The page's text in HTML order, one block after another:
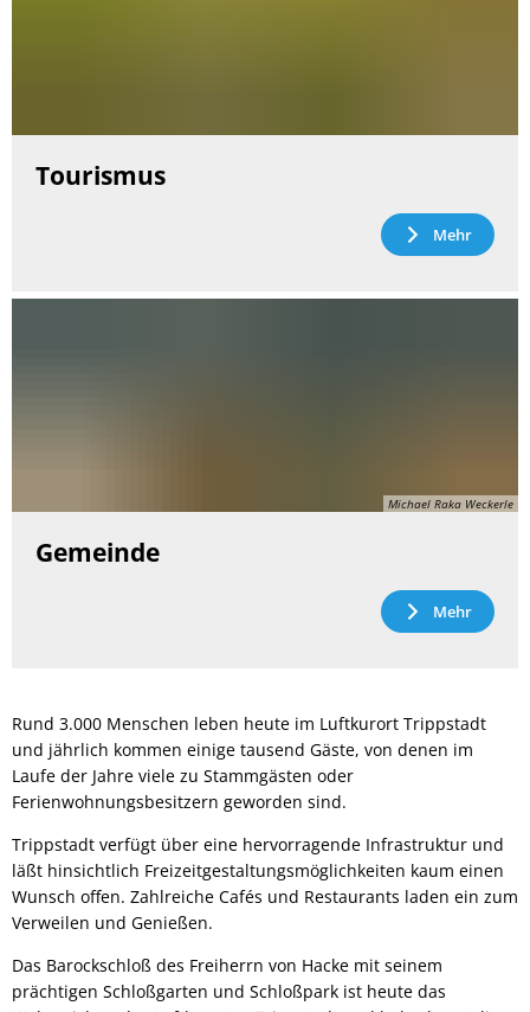
Tourismus
Mehr
Michael Raka Weckerle
Gemeinde
Mehr
Rund 3.000 Menschen leben heute im Luftkurort Trippstadt
und jährlich kommen einige tausend Gäste, von denen im
Laufe der Jahre viele zu Stammgästen oder
Ferienwohnungsbesitzern geworden sind.
Trippstadt verfügt über eine hervorragende Infrastruktur und
läßt hinsichtlich Freizeitgestaltungsmöglichkeiten kaum einen
Wunsch offen. Zahlreiche Cafés und Restaurants laden ein zum
Verweilen und Genießen.
Das Barockschloß des Freiherrn von Hacke mit seinem
prächtigen Schloßgarten und Schloßpark ist heute das